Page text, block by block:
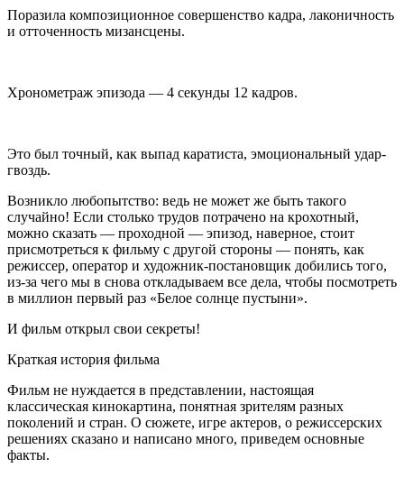
Поразила композиционное совершенство кадра, лаконичность
и отточенность мизансцены.
Хронометраж эпизода — 4 секунды 12 кадров.
Это был точный, как выпад каратиста, эмоциональный удар-
гвоздь.
Возникло любопытство: ведь не может же быть такого
случайно! Если столько трудов потрачено на крохотный,
можно сказать — проходной — эпизод, наверное, стоит
присмотреться к фильму с другой стороны — понять, как
режиссер, оператор и художник-постановщик добились того,
из-за чего мы в снова откладываем все дела, чтобы посмотреть
в миллион первый раз «Белое солнце пустыни».
И фильм открыл свои секреты!
Краткая история фильма
Фильм не нуждается в представлении, настоящая
классическая кинокартина, понятная зрителям разных
поколений и стран. О сюжете, игре актеров, о режиссерских
решениях сказано и написано много, приведем основные
факты.